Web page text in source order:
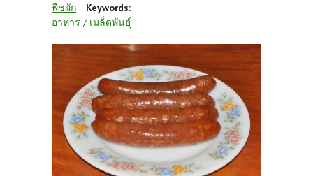
พืชผัก
Keywords:
อาหาร / เมล็ดพันธุ์